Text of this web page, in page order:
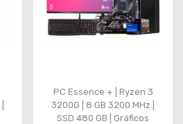
PC Essence + | Ryzen 3
3200G | 8 GB 3200 MHz |
SSD 480 GB | Gráficos